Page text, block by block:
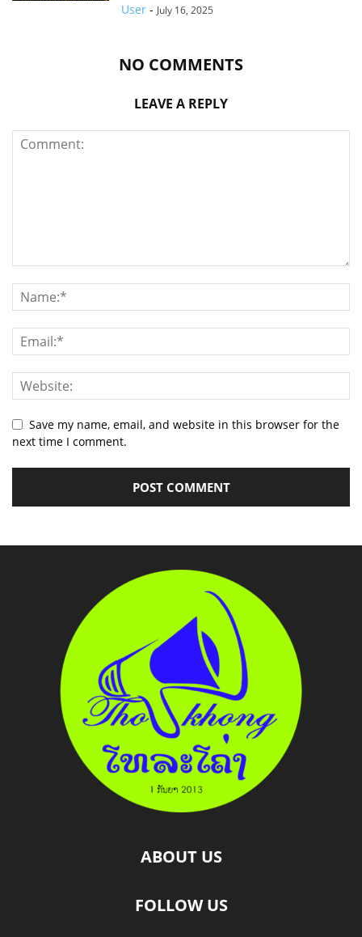
User - July 16, 2025
NO COMMENTS
LEAVE A REPLY
Save my name, email, and website in this browser for the
next time I comment.
ABOUT US
FOLLOW US